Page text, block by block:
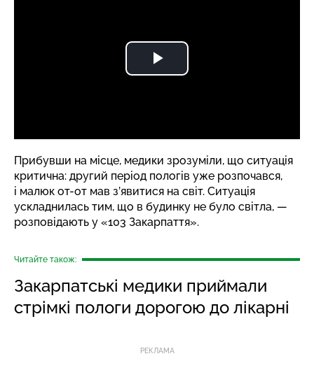
Прибувши на місце, медики зрозуміли, що ситуація
критична: другий період пологів уже розпочався,
і малюк от-от мав з’явитися на світ. Ситуація
ускладнилась тим, що в будинку не було світла, —
розповідають у «103 Закарпаття».
Читайте також:
Закарпатські медики приймали
стрімкі пологи дорогою до лікарні
РЕКЛАМА